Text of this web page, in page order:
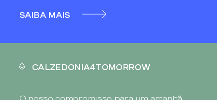
SAIBA MAIS
CALZEDONIA4TOMORROW